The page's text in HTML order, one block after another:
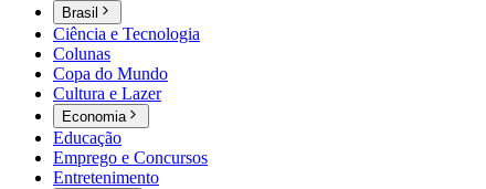
Brasil
Ciência e Tecnologia
Colunas
Copa do Mundo
Cultura e Lazer
Economia
Educação
Emprego e Concursos
Entretenimento